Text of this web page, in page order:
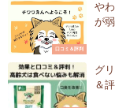
口コミ＆評判
や
が
グ
＆